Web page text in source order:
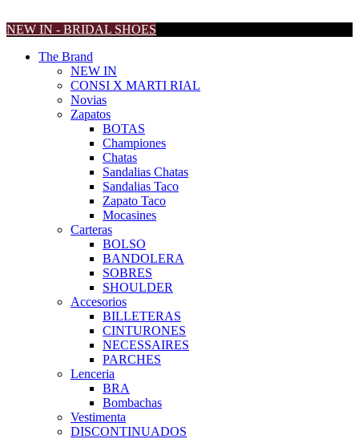
NEW IN - BRIDAL SHOES
The Brand
NEW IN
CONSI X MARTI RIAL
Novias
Zapatos
BOTAS
Championes
Chatas
Sandalias Chatas
Sandalias Taco
Zapato Taco
Mocasines
Carteras
BOLSO
BANDOLERA
SOBRES
SHOULDER
Accesorios
BILLETERAS
CINTURONES
NECESSAIRES
PARCHES
Lenceria
BRA
Bombachas
Vestimenta
DISCONTINUADOS